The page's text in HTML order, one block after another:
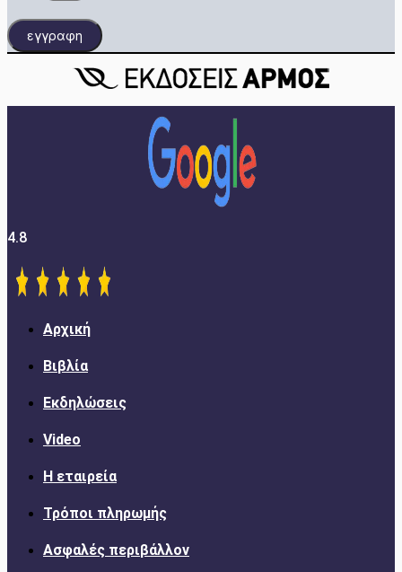
εγγραφη
4.8
Αρχική
Βιβλία
Εκδηλώσεις
Video
Η εταιρεία
Τρόποι πληρωμής
Ασφαλές περιβάλλον